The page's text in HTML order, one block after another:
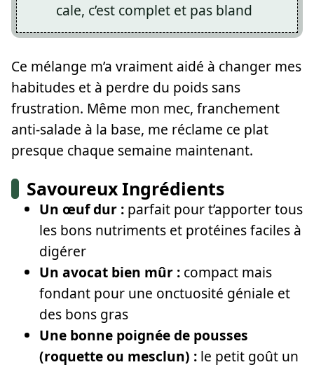
cale, c’est complet et pas bland
Ce mélange m’a vraiment aidé à changer mes
habitudes et à perdre du poids sans
frustration. Même mon mec, franchement
anti-salade à la base, me réclame ce plat
presque chaque semaine maintenant.
Savoureux Ingrédients
Un œuf dur : parfait pour t’apporter tous
les bons nutriments et protéines faciles à
digérer
Un avocat bien mûr : compact mais
fondant pour une onctuosité géniale et
des bons gras
Une bonne poignée de pousses
(roquette ou mesclun) : le petit goût un